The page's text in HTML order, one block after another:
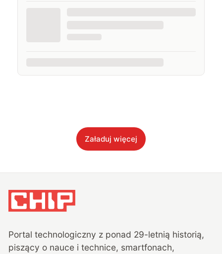
Załaduj więcej
Portal technologiczny z ponad 29-letnią historią,
piszący o nauce i technice, smartfonach,